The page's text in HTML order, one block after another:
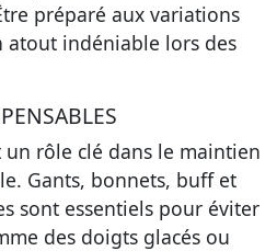
préparé aux variations
atout indéniable lors des
un rôle clé dans le maintien
Gants, bonnets, buff et
sont essentiels pour éviter
des doigts glacés ou